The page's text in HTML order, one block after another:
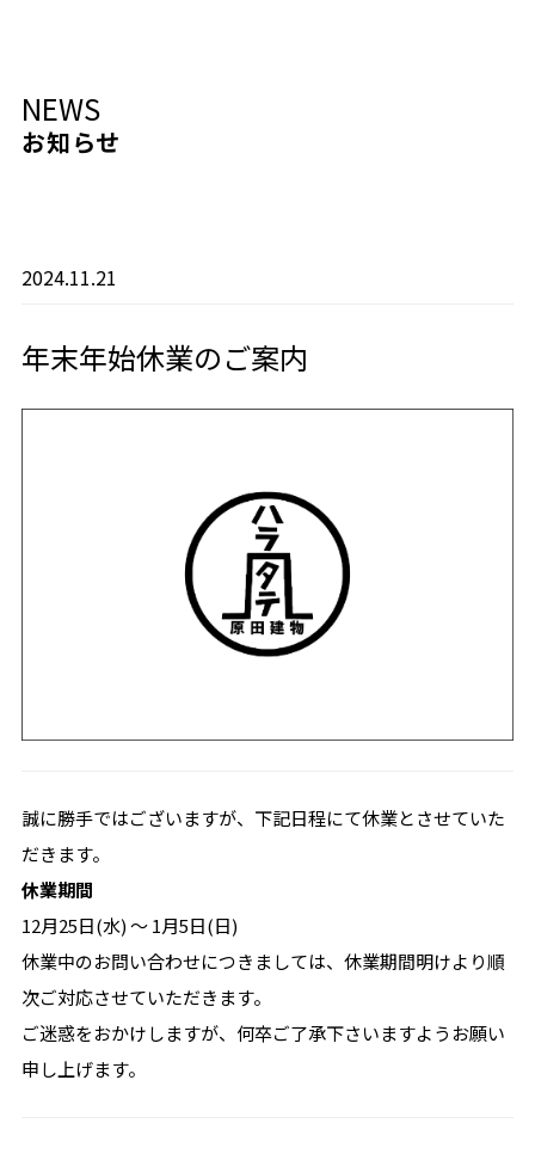
NEWS
お知らせ
2024.11.21
年末年始休業のご案内
誠に勝手ではございますが、下記日程にて休業とさせていた
だきます。
休業期間
12月25日(水) ～ 1月5日(日)
休業中のお問い合わせにつきましては、休業期間明けより順
次ご対応させていただきます。
ご迷惑をおかけしますが、何卒ご了承下さいますようお願い
申し上げます。